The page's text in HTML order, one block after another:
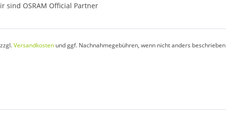
sind OSRAM Official Partner
Versandkostenund ggf. Nachnahmegebühren, wenn nicht anders beschrieben